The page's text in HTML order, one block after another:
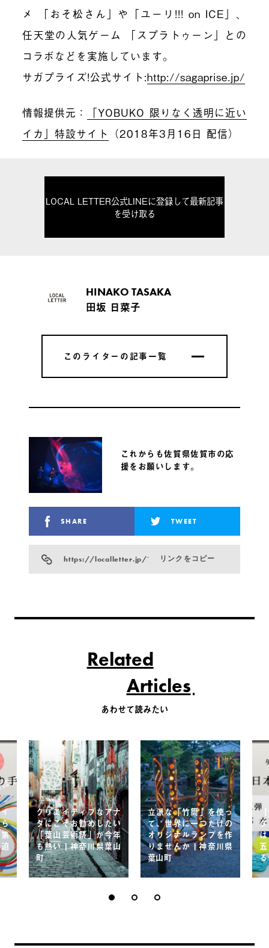
メ 「おそ松さん」や「ユーリ!!! on ICE」、
任天堂の人気ゲーム 「スプラトゥーン」との
コラボなどを実施しています。
サガプライズ!公式サイト:http://sagaprise.jp/
情報提供元：
「YOBUKO 限りなく透明に近い
イカ」特設サイト
（2018年3月16日 配信）
LOCAL LETTER公式LINEに登録して最新記事
を受け取る
HINAKO TASAKA
田坂 日菜子
このライターの記事一覧
このライターの記事一覧
これからも佐賀県佐賀市の応
援をお願いします。
SHARE TWEET
https://localletter.jp/?p=937リンクをコピー
Related
Articles
あわせて読みたい
クリエイティブなアナ
タにこそお勧めしたい
「葉山芸術祭」が今年
も熱い | 神奈川県葉山
町
立派な「竹筒」を使っ
て、世界に一つだけの
オリジナルランプを作
りませんか | 神奈川県
葉山町